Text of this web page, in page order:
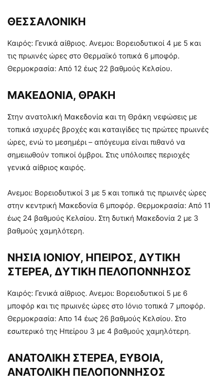
ΘΕΣΣΑΛΟΝΙΚΗ
Καιρός: Γενικά αίθριος. Ανεμοι: Βορειοδυτικοί 4 με 5 και
τις πρωινές ώρες στο Θερμαϊκό τοπικά 6 μποφόρ.
Θερμοκρασία: Από 12 έως 22 βαθμούς Κελσίου.
ΜΑΚΕΔΟΝΙΑ, ΘΡΑΚΗ
Στην ανατολική Μακεδονία και τη Θράκη νεφώσεις με
τοπικά ισχυρές βροχές και καταιγίδες τις πρώτες πρωινές
ώρες, ενώ το μεσημέρι – απόγευμα είναι πιθανό να
σημειωθούν τοπικοί όμβροι. Στις υπόλοιπες περιοχές
γενικά αίθριος καιρός.
Ανεμοι: Βορειοδυτικοί 3 με 5 και τοπικά τις πρωινές ώρες
στην κεντρική Μακεδονία 6 μποφόρ. Θερμοκρασία: Από 11
έως 24 βαθμούς Κελσίου. Στη δυτική Μακεδονία 2 με 3
βαθμούς χαμηλότερη.
ΝΗΣΙΑ ΙΟΝΙΟΥ, ΗΠΕΙΡΟΣ, ΔΥΤΙΚΗ
ΣΤΕΡΕΑ, ΔΥΤΙΚΗ ΠΕΛΟΠΟΝΝΗΣΟΣ
Καιρός: Γενικά αίθριος. Ανεμοι: Βορειοδυτικοί 5 με 6
μποφόρ και τις πρωινές ώρες στο Ιόνιο τοπικά 7 μποφόρ.
Θερμοκρασία: Απο 14 έως 26 βαθμούς Κελσίου. Στο
εσωτερικό της Ηπείρου 3 με 4 βαθμούς χαμηλότερη.
ΑΝΑΤΟΛΙΚΗ ΣΤΕΡΕΑ, ΕΥΒΟΙΑ,
ΑΝΑΤΟΛΙΚΗ ΠΕΛΟΠΟΝΝΗΣΟΣ